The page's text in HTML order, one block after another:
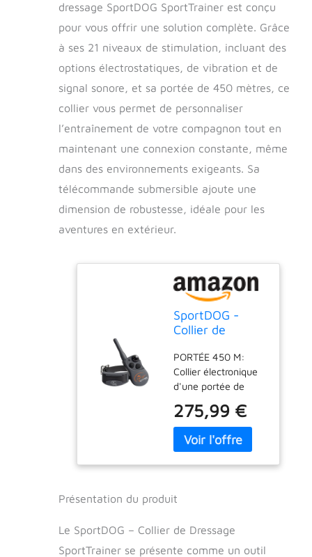
dressage SportDOG SportTrainer est conçu
pour vous offrir une solution complète. Grâce
à ses 21 niveaux de stimulation, incluant des
options électrostatiques, de vibration et de
signal sonore, et sa portée de 450 mètres, ce
collier vous permet de personnaliser
l’entraînement de votre compagnon tout en
maintenant une connexion constante, même
dans des environnements exigeants. Sa
télécommande submersible ajoute une
dimension de robustesse, idéale pour les
aventures en extérieur.
SportDOG -
Collier de
SportTrainer
pour Chien,
Télécommande
Submersible, 21
Niveaux de
Stimulation
(Électrostatique,
Vibration, Signal
PORTÉE 450 M:
Collier électronique
d'une portée de
être utilisé pour
entraîner 3 chiens
en même temps
STIMULATIONS : 21
stimulation
électrostatique avec
275,99 €
Présentation du produit
Le SportDOG – Collier de Dressage
SportTrainer se présente comme un outil